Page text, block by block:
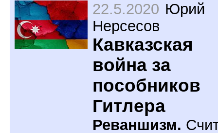
22.5.2020 Юрий
Нерсесов
Кавказская
война за
пособников
Гитлера
Реваншизм.